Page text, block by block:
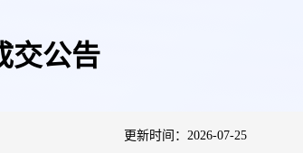
交公告
更新时间：2026-07-25